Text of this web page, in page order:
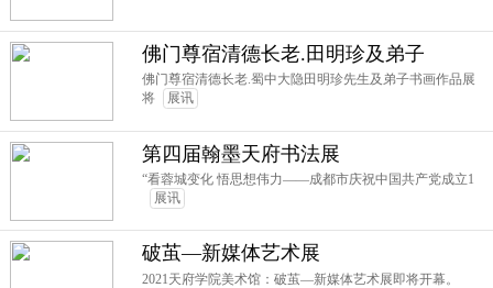
佛门尊宿清德长老.田明珍及弟子
佛门尊宿清德长老.蜀中大隐田明珍先生及弟子书画作品展
将
展讯
第四届翰墨天府书法展
“看蓉城变化 悟思想伟力——成都市庆祝中国共产党成立1
展讯
破茧—新媒体艺术展
2021天府学院美术馆：破茧—新媒体艺术展即将开幕。